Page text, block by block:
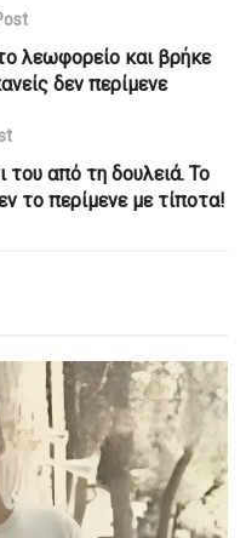
λεωφορείο και βρήκε
δεν περίμενε
από τη δουλειά. Το
το περίμενε με τίποτα!